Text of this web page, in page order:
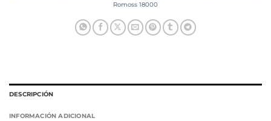
Romoss 18000
DESCRIPCIÓN
INFORMACIÓN ADICIONAL